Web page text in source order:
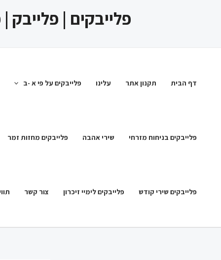
פלייבקים | פלייבק
דף הבית תקנון אתר עלינו פלייבקים על פי א -ב
פלייבקים בניחוח מזרחי שירי אהבה פלייבקים מחזות זמר
פלייבקים שירי קודש פלייבקים לימיי זיכרון צור קשר